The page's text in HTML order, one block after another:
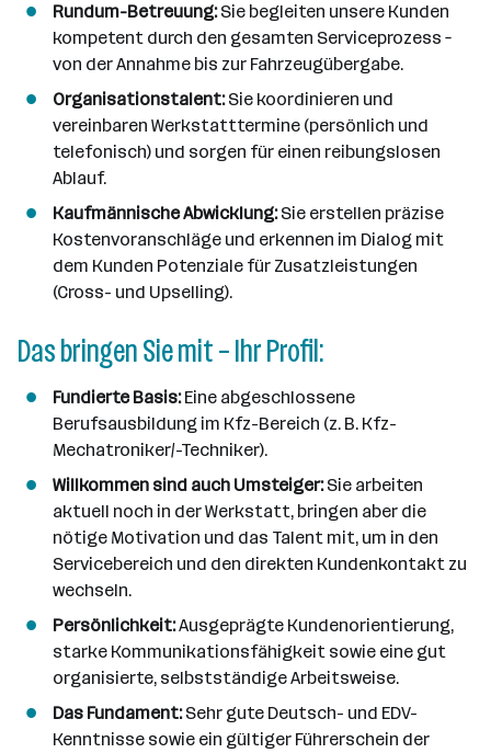
Rundum-Betreuung:Sie begleiten unsere Kunden
kompetent durch den gesamten Serviceprozess –
von der Annahme bis zur Fahrzeugübergabe.
Organisationstalent:Sie koordinieren und
vereinbaren Werkstatttermine (persönlich und
telefonisch) und sorgen für einen reibungslosen
Ablauf.
Kaufmännische Abwicklung:Sie erstellen präzise
Kostenvoranschläge und erkennen im Dialog mit
dem Kunden Potenziale für Zusatzleistungen
(Cross- und Upselling).
Das bringen Sie mit – Ihr Profil:
Fundierte Basis:Eine abgeschlossene
Berufsausbildung im Kfz-Bereich (z. B. Kfz-
Mechatroniker/-Techniker).
Willkommen sind auch Umsteiger:Sie arbeiten
aktuell noch in der Werkstatt, bringen aber die
nötige Motivation und das Talent mit, um in den
Servicebereich und den direkten Kundenkontakt zu
wechseln.
Persönlichkeit:Ausgeprägte Kundenorientierung,
starke Kommunikationsfähigkeit sowie eine gut
organisierte, selbstständige Arbeitsweise.
Das Fundament:Sehr gute Deutsch- und EDV-
Kenntnisse sowie ein gültiger Führerschein der